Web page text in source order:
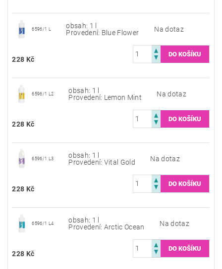
6596/1 L
obsah: 1 l
Provedení: Blue Flower
Na dotaz
228 Kč
6596/1 L2
obsah: 1 l
Provedení: Lemon Mint
Na dotaz
228 Kč
6596/1 L3
obsah: 1 l
Provedení: Vital Gold
Na dotaz
228 Kč
6596/1 L4
obsah: 1 l
Provedení: Arctic Ocean
Na dotaz
228 Kč